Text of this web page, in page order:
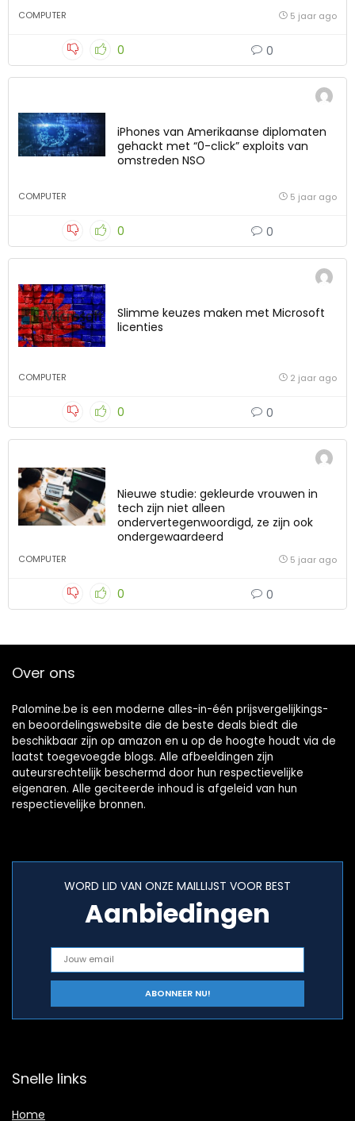
COMPUTER 5 jaar ago
0 0
iPhones van Amerikaanse diplomaten
gehackt met “0-click” exploits van
omstreden NSO
COMPUTER 5 jaar ago
0 0
Slimme keuzes maken met Microsoft
licenties
COMPUTER 2 jaar ago
0 0
Nieuwe studie: gekleurde vrouwen in
tech zijn niet alleen
ondervertegenwoordigd, ze zijn ook
ondergewaardeerd
COMPUTER 5 jaar ago
0 0
Over ons
Palomine.be is een moderne alles-in-één prijsvergelijkings-
en beoordelingswebsite die de beste deals biedt die
beschikbaar zijn op amazon en u op de hoogte houdt via de
laatst toegevoegde blogs. Alle afbeeldingen zijn
auteursrechtelijk beschermd door hun respectievelijke
eigenaren. Alle geciteerde inhoud is afgeleid van hun
respectievelijke bronnen.
WORD LID VAN ONZE MAILLIJST VOOR BEST
Aanbiedingen
Snelle links
Home